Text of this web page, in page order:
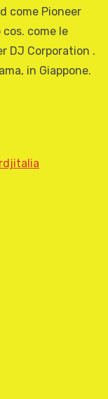
come Pioneer
come le
DJ Corporation .
in Giappone.